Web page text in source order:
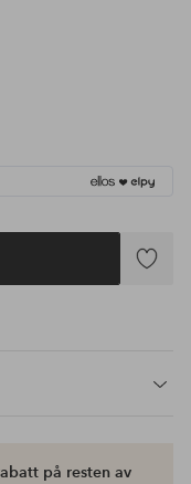
Legg
på resten av